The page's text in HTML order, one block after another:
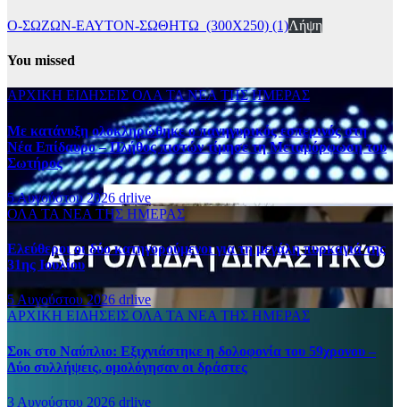
Ο-ΣΩΖΩΝ-ΕΑΥΤΟΝ-ΣΩΘΗΤΩ_(300Χ250) (1)Λήψη
You missed
ΑΡΧΙΚΗ ΕΙΔΗΣΕΙΣ ΟΛΑ ΤΑ ΝΕΑ ΤΗΣ ΗΜΕΡΑΣ
Με κατάνυξη ολοκληρώθηκε ο πανηγυρικός εσπερινός στη
Νέα Επίδαυρο – Πλήθος πιστών τίμησε τη Μεταμόρφωση του
Σωτήρος
5 Αυγούστου 2026 drlive
ΟΛΑ ΤΑ ΝΕΑ ΤΗΣ ΗΜΕΡΑΣ
Ελεύθεροι οι δύο κατηγορούμενοι για τη μεγάλη πυρκαγιά της
31ης Ιουλίου
5 Αυγούστου 2026 drlive
ΑΡΧΙΚΗ ΕΙΔΗΣΕΙΣ ΟΛΑ ΤΑ ΝΕΑ ΤΗΣ ΗΜΕΡΑΣ
Σοκ στο Ναύπλιο: Εξιχνιάστηκε η δολοφονία του 59χρονου –
Δύο συλλήψεις, ομολόγησαν οι δράστες
3 Αυγούστου 2026 drlive